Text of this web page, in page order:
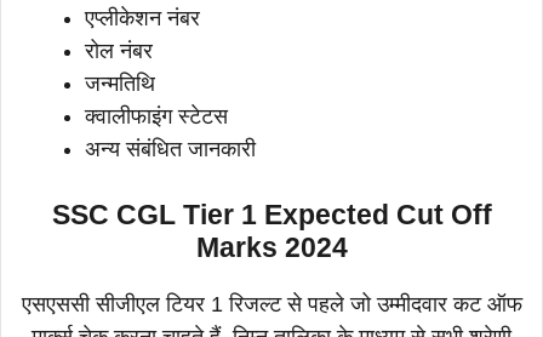
एप्लीकेशन नंबर
रोल नंबर
जन्मतिथि
क्वालीफाइंग स्टेटस
अन्य संबंधित जानकारी
SSC CGL Tier 1 Expected Cut Off
Marks 2024
एसएससी सीजीएल टियर 1 रिजल्ट से पहले जो उम्मीदवार कट ऑफ